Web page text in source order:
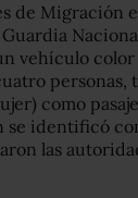
de Migración
vehículo
personas,
como
se identificó
las